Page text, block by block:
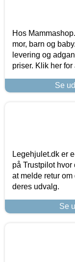
Hos
mor, barn og
levering og
priser. Klik her
Se
Legehjulet.dk er
på Trustpilot hvor
at melde retur
deres udvalg.
Se